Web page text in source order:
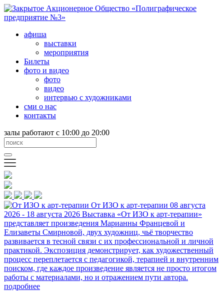
афиша
выставки
мероприятия
Билеты
фото и видео
фото
видео
интервью с художниками
сми о нас
контакты
залы работают с 10:00 до 20:00
От ИЗО к арт-терапии 08 августа
2026 - 18 августа 2026 Выставка «От ИЗО к арт-терапии»
представляет произведения Марианны Францевой и
Елизаветы Смирновой, двух художниц, чьё творчество
развивается в тесной связи с их профессиональной и личной
практикой. Экспозиция демонстрирует, как художественный
процесс переплетается с педагогикой, терапией и внутренним
поиском, где каждое произведение является не просто итогом
работы с материалами, но и отражением пути автора.
подробнее